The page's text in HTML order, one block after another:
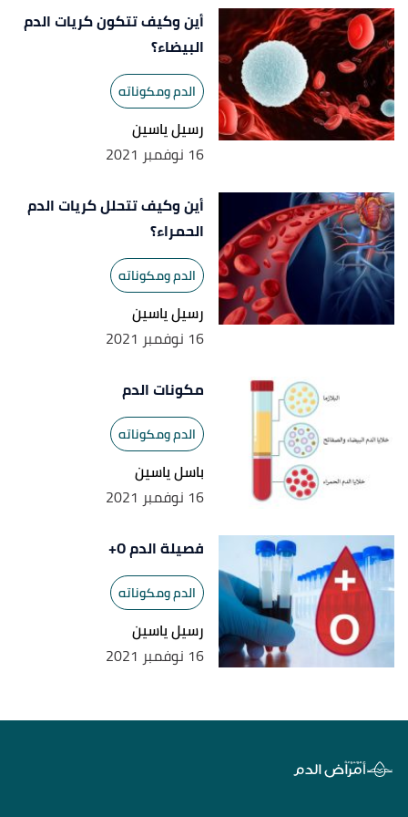
أين وكيف تتكون كريات الدم
البيضاء؟
الدم ومكوناته
رسيل ياسين
16 نوفمبر 2021
أين وكيف تتحلل كريات الدم
الحمراء؟
الدم ومكوناته
رسيل ياسين
16 نوفمبر 2021
مكونات الدم
الدم ومكوناته
باسل ياسين
16 نوفمبر 2021
فصيلة الدم O+
الدم ومكوناته
رسيل ياسين
16 نوفمبر 2021